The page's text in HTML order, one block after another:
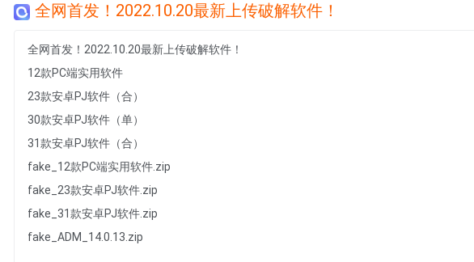
全网首发！2022.10.20最新上传破解软件！
全网首发！2022.10.20最新上传破解软件！
12款PC端实用软件
23款安卓PJ软件（合）
30款安卓PJ软件（单）
31款安卓PJ软件（合）
fake_12款PC端实用软件.zip
fake_23款安卓PJ软件.zip
fake_31款安卓PJ软件.zip
fake_ADM_14.0.13.zip